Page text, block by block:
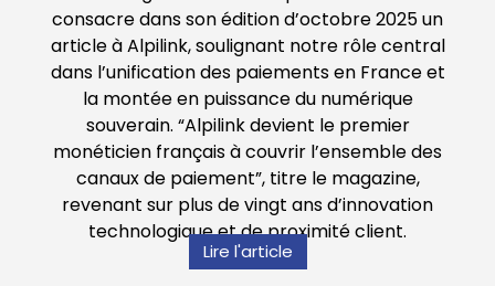
consacre dans son édition d’octobre 2025 un
article à Alpilink, soulignant notre rôle central
dans l’unification des paiements en France et
la montée en puissance du numérique
souverain. “Alpilink devient le premier
monéticien français à couvrir l’ensemble des
canaux de paiement”, titre le magazine,
revenant sur plus de vingt ans d’innovation
technologique et de proximité client.
Lire l'article